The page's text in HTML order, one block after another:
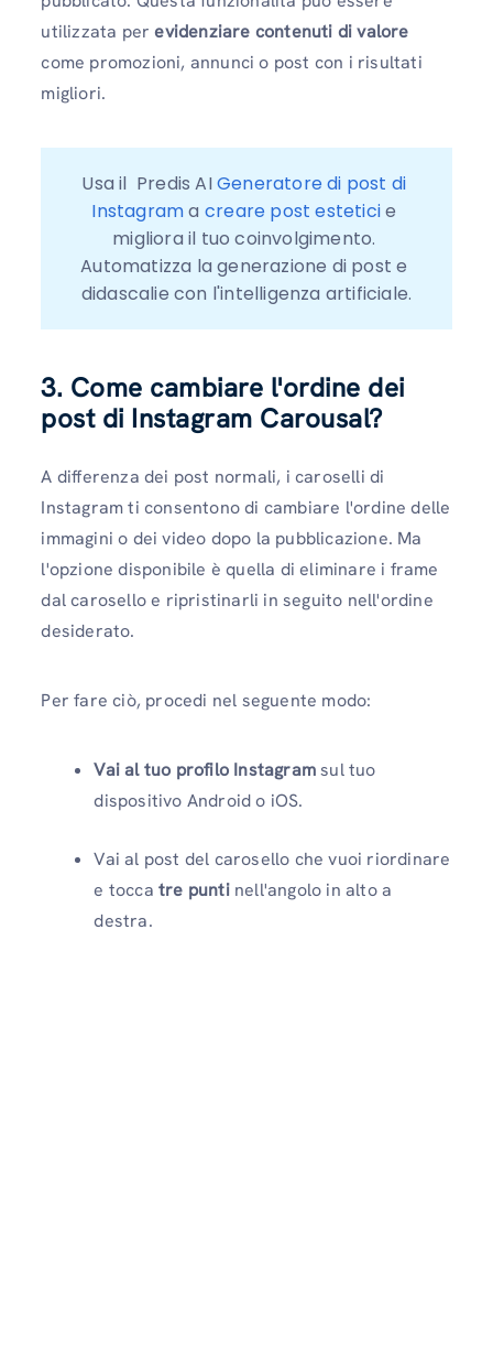
utilizzata perevidenziare contenuti di valore
come promozioni, annunci o post con i risultati
migliori.
Usa il  Predis AI Generatore di post di
Instagram a creare post estetici e
migliora il tuo coinvolgimento.
Automatizza la generazione di post e
didascalie con l'intelligenza artificiale.
3. Come cambiare l'ordine dei
post di Instagram Carousal?
A differenza dei post normali, i caroselli di
Instagram ti consentono di cambiare l'ordine delle
immagini o dei video dopo la pubblicazione. Ma
l'opzione disponibile è quella di eliminare i frame
dal carosello e ripristinarli in seguito nell'ordine
desiderato.
Per fare ciò, procedi nel seguente modo:
Vai al tuo profilo Instagramsul tuo
dispositivo Android o iOS.
Vai al post del carosello che vuoi riordinare
e tocca tre puntinell'angolo in alto a
destra.